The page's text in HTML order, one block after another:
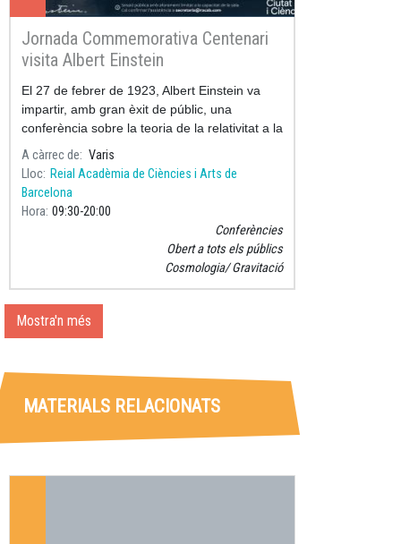
Jornada Commemorativa Centenari
visita Albert Einstein
El 27 de febrer de 1923, Albert Einstein va
impartir, amb gran èxit de públic, una
conferència sobre la teoria de la relativitat a la
Sala d’Actes de l’Acadèmia, dins el marc
d’una visita més àmpli
A càrrec de
Varis
Lloc Reial Acadèmia de Ciències i Arts de
Barcelona
Hora 09:30 20:00
Conferències
Obert a tots els públics
Cosmologia Gravitació
Mostra'n més
MATERIALS RELACIONATS